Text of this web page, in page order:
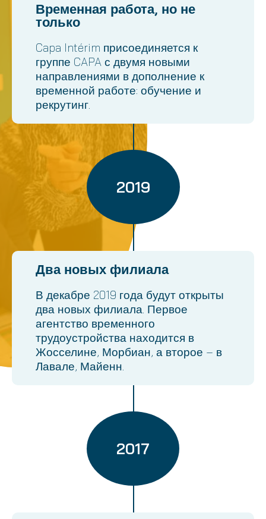
Временная работа, но не
только
Capa Intérim присоединяется к
группе CAPA с двумя новыми
направлениями в дополнение к
временной работе: обучение и
рекрутинг.
2019
Два новых филиала
В декабре 2019 года будут открыты
два новых филиала. Первое
агентство временного
трудоустройства находится в
Жосселине, Морбиан, а второе – в
Лавале, Майенн.
2017